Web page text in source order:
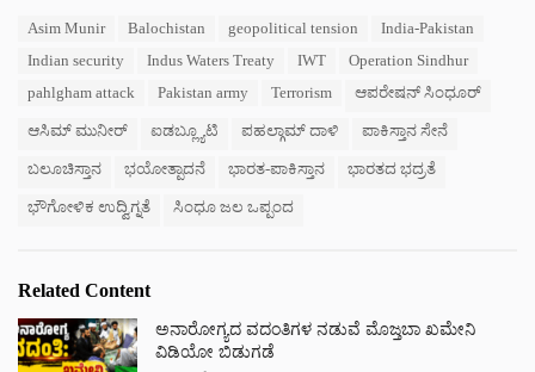
Asim Munir Balochistan geopolitical tension
India-Pakistan
Indian security
Indus Waters Treaty IWT
Operation Sindhur
pahlgham attack
Pakistan army Terrorism ಆಪರೇಷನ್ ಸಿಂಧೂರ್
ಆಸಿಮ್ ಮುನೀರ್ ಐಡಬ್ಲ್ಯೂಟಿ ಪಹಲ್ಗಾಮ್ ದಾಳಿ ಪಾಕಿಸ್ತಾನ ಸೇನೆ
ಬಲೂಚಿಸ್ತಾನ ಭಯೋತ್ಪಾದನೆ ಭಾರತ-ಪಾಕಿಸ್ತಾನ ಭಾರತದ ಭದ್ರತೆ
ಭೌಗೋಳಿಕ ಉದ್ವಿಗ್ನತೆ ಸಿಂಧೂ ಜಲ ಒಪ್ಪಂದ
Related Content
ಅನಾರೋಗ್ಯದ ವದಂತಿಗಳ ನಡುವೆ ಮೊಜ್ತಬಾ ಖಮೇನಿ
ವಿಡಿಯೋ ಬಿಡುಗಡೆ